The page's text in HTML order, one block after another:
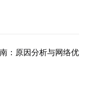
：原因分析与网络优